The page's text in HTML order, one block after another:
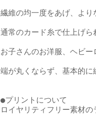
繊維の均一度をあげ、よ
通常のカード糸で仕上げ
お子さんのお洋服、ヘビ
端が丸くならず、基本的
●プリントについて
ロイヤリティフリー素材